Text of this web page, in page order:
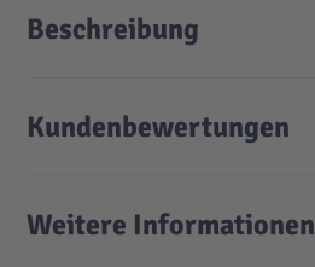
Beschreibung
Kundenbewertungen
Weitere Informationen